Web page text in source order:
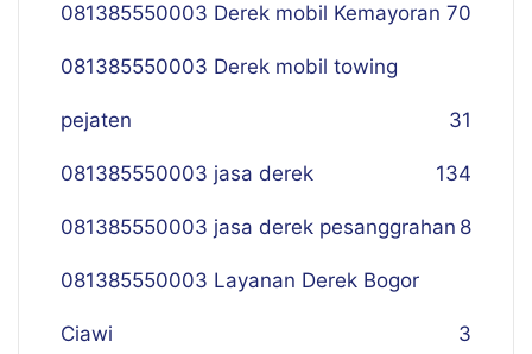
081385550003 Derek mobil Kemayoran 70
081385550003 Derek mobil towing
pejaten 31
081385550003 jasa derek 134
081385550003 jasa derek pesanggrahan 8
081385550003 Layanan Derek Bogor
Ciawi 3